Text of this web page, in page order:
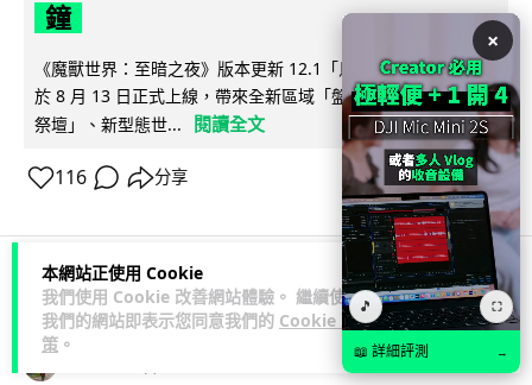
本網站正使用 Cookie
我們使用 Cookie 改善網站體驗。 繼續使用
我們的網站即表示您同意我們的 Cookie 政
策 。
鐘
《魔獸世界：至暗之夜》版本更新 12.1「烏拉特克的詛咒」將
於 8 月 13 日正式上線，帶來全新區域「盤蛇島」、地城「毒牙
祭壇」、新型態世...
閱讀全文
116 分享
科技娛樂 遊戲情報
×
🎵 ⛶
📖 詳細評測 →